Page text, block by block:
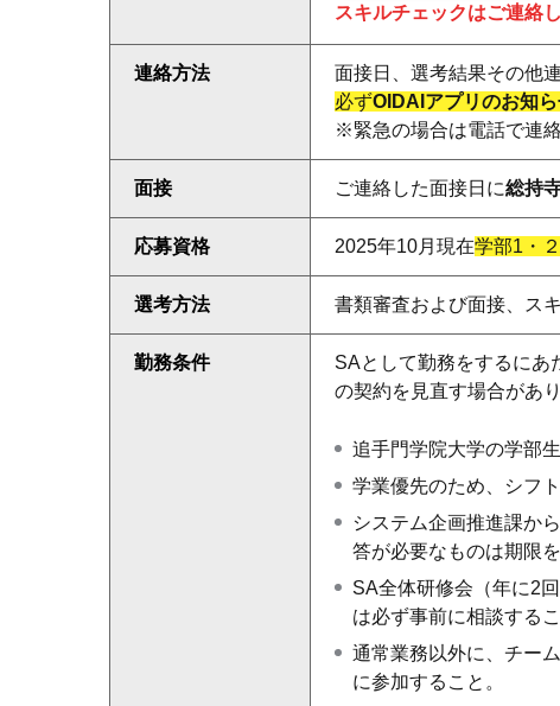
スキルチェックはご連絡
連絡方法 面接日、選考結果その他
必ずOIDAIアプリのお知
※緊急の場合は電話で連
面接 ご連絡した面接日に総持
応募資格 2025年10月現在学部1・
選考方法 書類審査および面接、ス
勤務条件 SAとして勤務をするにあ
の契約を見直す場合があり
追手門学院大学の学部
学業優先のため、シフ
システム企画推進課か
答が必要なものは期限
SA全体研修会（年に2
は必ず事前に相談するこ
通常業務以外に、チー
に参加すること。